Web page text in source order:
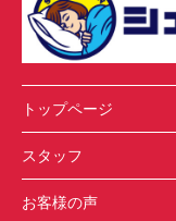
トップページ
スタッフ
お客様の声